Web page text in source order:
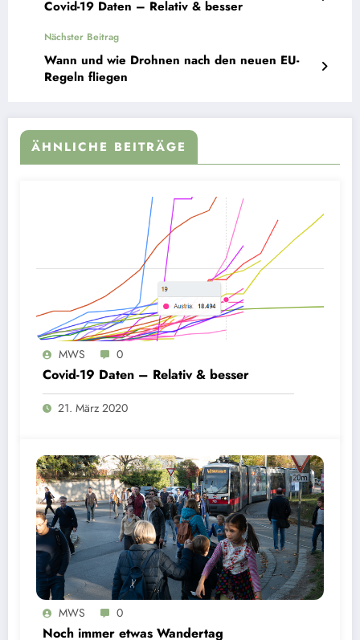
Covid-19 Daten – Relativ & besser
Nächster Beitrag
Wann und wie Drohnen nach den neuen EU-
Regeln fliegen
ÄHNLICHE BEITRÄGE
MWS 0
Covid-19 Daten – Relativ & besser
21. März 2020
MWS 0
Noch immer etwas Wandertag